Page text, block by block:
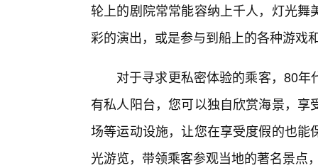
轮上的剧院常常能容纳上千人，灯光
彩的演出，或是参与到船上的各种游戏
对于寻求更私密体验的乘客，80
有私人阳台，您可以独自欣赏海景，
场等运动设施，让您在享受度假的也
光游览，带领乘客参观当地的著名景点